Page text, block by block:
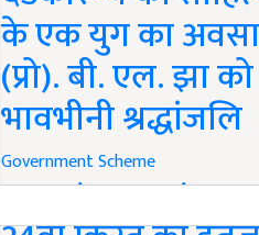
के एक युग का
(प्रो). बी. एल. झा
भावभीनी श्रद्धांजलि
Government Scheme
PM Kisan